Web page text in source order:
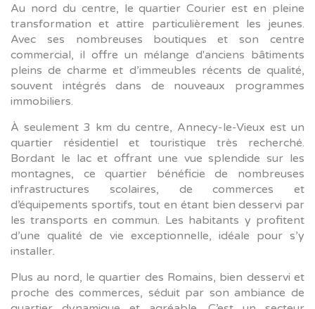
Au nord du centre, le quartier Courier est en pleine
transformation et attire particulièrement les jeunes.
Avec ses nombreuses boutiques et son centre
commercial, il offre un mélange d'anciens bâtiments
pleins de charme et d’immeubles récents de qualité,
souvent intégrés dans de nouveaux programmes
immobiliers.
À seulement 3 km du centre, Annecy-le-Vieux est un
quartier résidentiel et touristique très recherché.
Bordant le lac et offrant une vue splendide sur les
montagnes, ce quartier bénéficie de nombreuses
infrastructures scolaires, de commerces et
d’équipements sportifs, tout en étant bien desservi par
les transports en commun. Les habitants y profitent
d’une qualité de vie exceptionnelle, idéale pour s’y
installer.
Plus au nord, le quartier des Romains, bien desservi et
proche des commerces, séduit par son ambiance de